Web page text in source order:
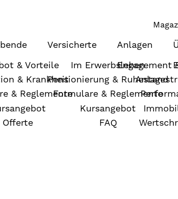
& Vorteile
& Krankheit
& Reglemente
Offerte
Versicherte
Im Erwerbsleben
Pensionierung & Ruhestand
Formulare & Reglemente
Kursangebot
FAQ
Anlagen
Engagement